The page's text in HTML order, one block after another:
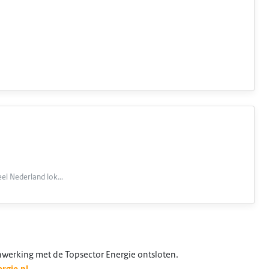
Nederland lok…
met de Topsector Energie ontsloten.